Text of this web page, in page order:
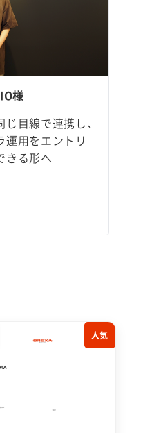
様
目線で連携し、
運用をエントリ
きる形へ
人気